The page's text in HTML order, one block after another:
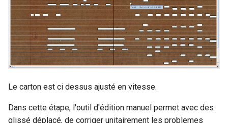
Le carton est ci dessus ajusté en vitesse.
Dans cette étape, l'outil d'édition manuel permet avec des
glissé déplacé, de corriger unitairement les problemes